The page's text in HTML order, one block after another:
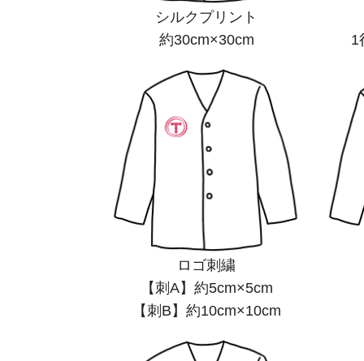
シルクプリント
約30cm×30cm
1
ロゴ刺繍
【刺A】約5cm×5cm
【刺B】約10cm×10cm